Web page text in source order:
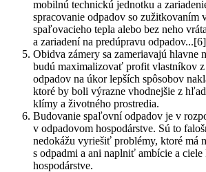
mobilnú technickú jednotku a
spracovanie odpadov so zužitkovaním
spaľovacieho tepla alebo bez neho
a zariadení na predúpravu
Obidva zámery sa zameriavajú hlavne
budú maximalizovať profit vlastníkov
odpadov na úkor lepších spôsobov
ktoré by boli výrazne vhodnejšie z
klímy a životného prostredia.
Budovanie spaľovní odpadov je v
v odpadovom hospodárstve. Sú to
nedokážu vyriešiť problémy, ktoré má
s odpadmi a ani naplniť ambície a
hospodárstve.